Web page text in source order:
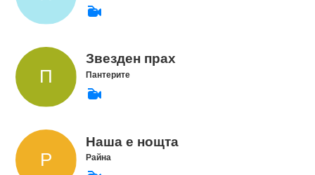
Звезден прах
Пантерите
Наша е нощта
Райна